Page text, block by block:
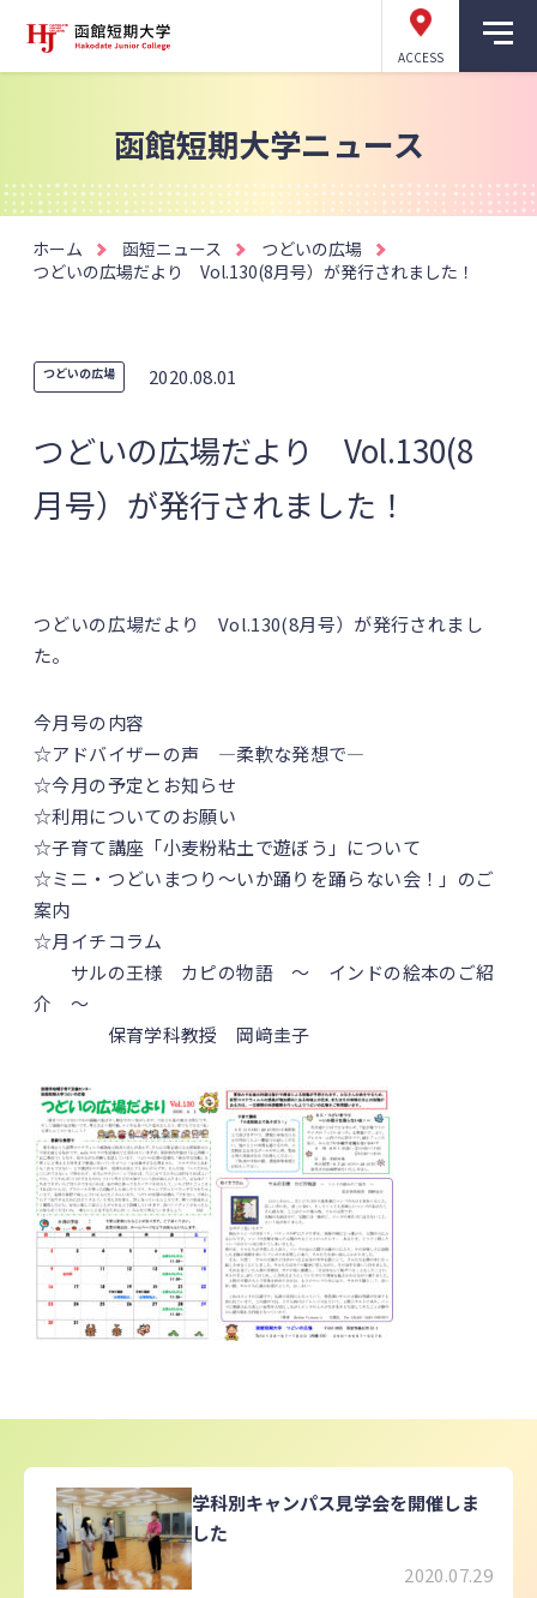
ACCESS
函館短期大学ニュース
ホーム 函短ニュース
つどいの広場
つどいの広場だより Vol.130(8月号）が発行されました！
つどいの広場 2020.08.01
つどいの広場だより Vol.130(8
月号）が発行されました！
つどいの広場だより Vol.130(8月号）が発行されまし
た。
今月号の内容
☆アドバイザーの声 ―柔軟な発想で―
☆今月の予定とお知らせ
☆利用についてのお願い
☆子育て講座「小麦粉粘土で遊ぼう」について
☆ミニ・つどいまつり～いか踊りを踊らない会！」のご
案内
☆月イチコラム
サルの王様 カピの物語 ～ インドの絵本のご紹
介 ～
保育学科教授 岡﨑圭子
学科別キャンパス見学会を開催しま
した
2020.07.29